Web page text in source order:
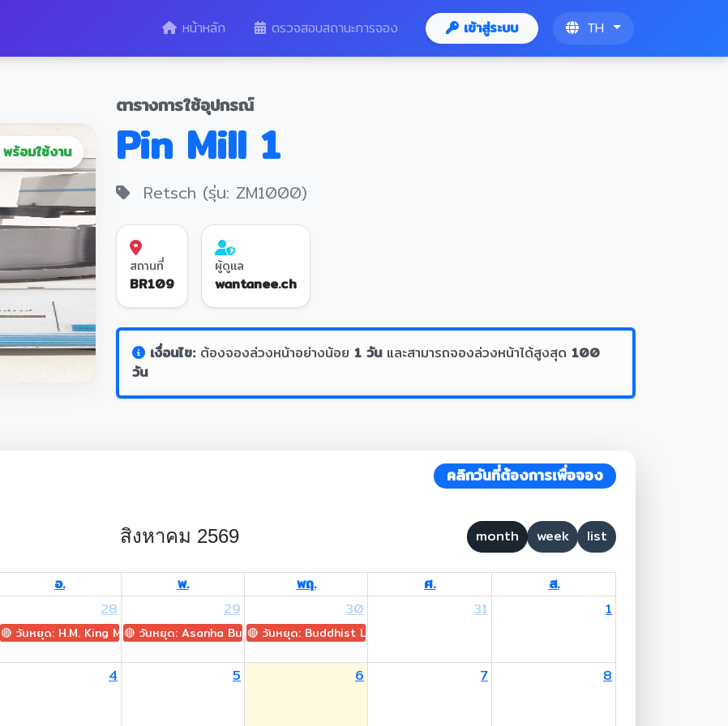
หน้าหลัก ตรวจสอบสถานะการจอง เข้าสู่ระบบ TH
พร้อมใช้งาน
ตารางการใช้อุปกรณ์
Pin Mill 1
Retsch (รุ่น: ZM1000)
สถานที่
BR109
ผู้ดูแล
wantanee.ch
เงื่อนไข:ต้องจองล่วงหน้าอย่างน้อย 1 วันและสามารถจองล่วงหน้าได้สูงสุด 100
วัน
คลิกวันที่ต้องการเพื่อจอง
สิงหาคม 2569 month week list
อ. พ. พฤ. ศ.
ส.
28
🔴 วันหยุด: H.M. King Maha Vajiralongkorn's Birthday
29
🔴 วันหยุด: Asanha Bucha Day
30
🔴 วันหยุด: Buddhist Lent Day
31 1
4 5 6 7 8